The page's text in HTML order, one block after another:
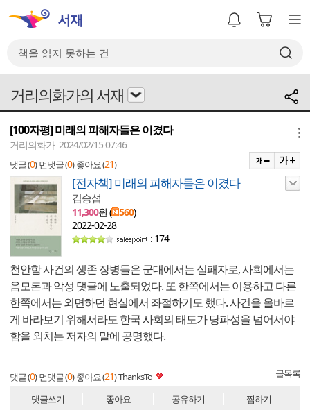
거리의화가의 서재
[100자평] 미래의 피해자들은 이겼다
거리의화가 2024/02/15 07:46
댓글 (0) 먼댓글 (0) 좋아요 (21)
[전자책] 미래의 피해자들은 이겼다
김승섭
11,300원 ( 560)
2022-02-28
: 174
천안함 사건의 생존 장병들은 군대에서는 실패자로, 사회에서는
음모론과 악성 댓글에 노출되었다. 또 한쪽에서는 이용하고 다른
한쪽에서는 외면하던 현실에서 좌절하기도 했다. 사건을 올바르
게 바라보기 위해서라도 한국 사회의 태도가 당파성을 넘어서야
함을 외치는 저자의 말에 공명했다.
댓글 (0) 먼댓글 (0) 좋아요 (21)ThanksTo 글목록
댓글쓰기 좋아요 공유하기 찜하기